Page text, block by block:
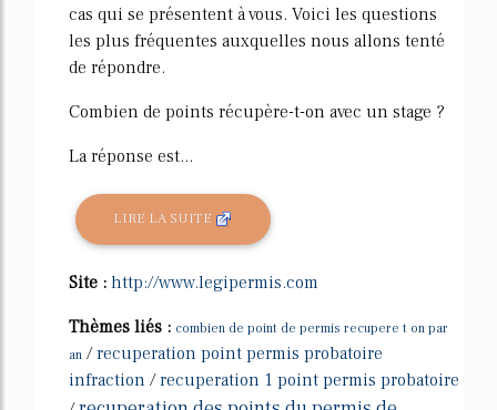
cas qui se présentent à vous. Voici les questions
les plus fréquentes auxquelles nous allons tenté
de répondre.
Combien de points récupère-t-on avec un stage ?
La réponse est...
LIRE LA SUITE
Site : http://www.legipermis.com
Thèmes liés : combien de point de permis recupere t on par
an /recuperation point permis probatoire
infraction /recuperation 1 point permis probatoire